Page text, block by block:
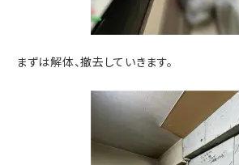
まずは解体、撤去していきます。